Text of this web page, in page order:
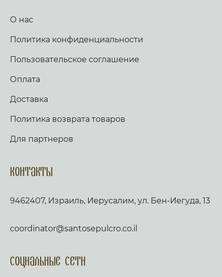
О нас
Политика конфиденциальности
Пользовательское соглашение
Оплата
Доставка
Политика возврата товаров
Для партнеров
Контакты
9462407, Израиль, Иерусалим, ул. Бен-Иегуда, 13
coordinator@santosepulcro.co.il
Социальные сети